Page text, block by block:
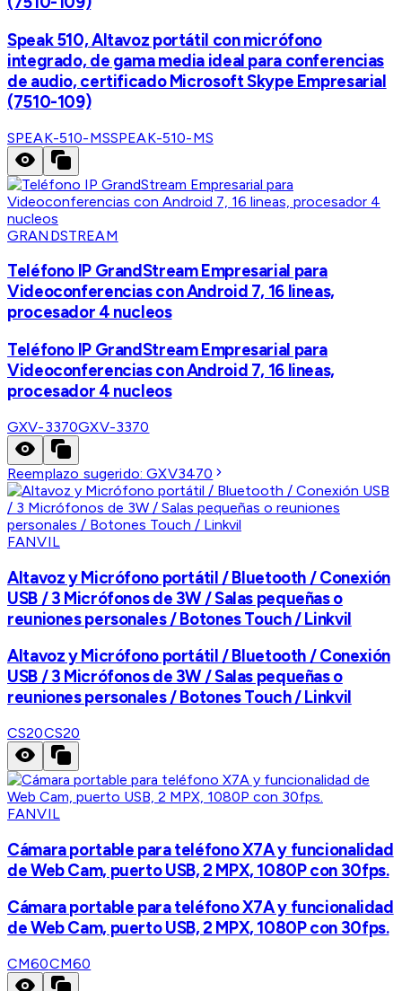
Speak 510, Altavoz portátil con micrófono
integrado, de gama media ideal para conferencias
de audio, certificado Microsoft Skype Empresarial
(7510-109)
SPEAK-510-MSSPEAK-510-MS
GRANDSTREAM
Teléfono IP GrandStream Empresarial para
Videoconferencias con Android 7, 16 lineas,
procesador 4 nucleos
Teléfono IP GrandStream Empresarial para
Videoconferencias con Android 7, 16 lineas,
procesador 4 nucleos
GXV-3370GXV-3370
Reemplazo sugerido:GXV3470
FANVIL
Altavoz y Micrófono portátil / Bluetooth / Conexión
USB / 3 Micrófonos de 3W / Salas pequeñas o
reuniones personales / Botones Touch / Linkvil
Altavoz y Micrófono portátil / Bluetooth / Conexión
USB / 3 Micrófonos de 3W / Salas pequeñas o
reuniones personales / Botones Touch / Linkvil
CS20CS20
FANVIL
Cámara portable para teléfono X7A y funcionalidad
de Web Cam, puerto USB, 2 MPX, 1080P con 30fps.
Cámara portable para teléfono X7A y funcionalidad
de Web Cam, puerto USB, 2 MPX, 1080P con 30fps.
CM60CM60